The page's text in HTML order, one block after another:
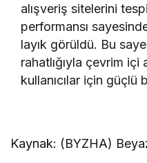
alışveriş sitelerini
performansı
layık görüldü. Bu
rahatlığıyla çevrim
kullanıcılar için güçlü
Kaynak: (BYZHA)